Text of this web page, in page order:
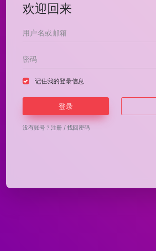
欢迎回来
记住我的登录信息
登录
没有账号？ 注册 / 找回密码